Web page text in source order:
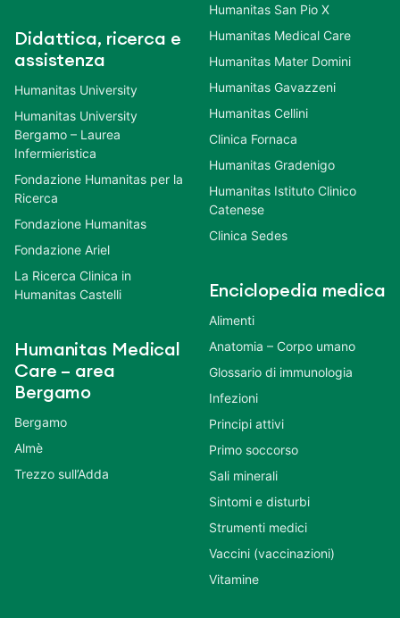
Didattica, ricerca e
assistenza
Humanitas University
Humanitas University
Bergamo – Laurea
Infermieristica
Fondazione Humanitas per la
Ricerca
Fondazione Humanitas
Fondazione Ariel
La Ricerca Clinica in
Humanitas Castelli
Humanitas Medical
Care – area
Bergamo
Bergamo
Almè
Trezzo sull’Adda
Humanitas San Pio X
Humanitas Medical Care
Humanitas Mater Domini
Humanitas Gavazzeni
Humanitas Cellini
Clinica Fornaca
Humanitas Gradenigo
Humanitas Istituto Clinico
Catenese
Clinica Sedes
Enciclopedia medica
Alimenti
Anatomia – Corpo umano
Glossario di immunologia
Infezioni
Principi attivi
Primo soccorso
Sali minerali
Sintomi e disturbi
Strumenti medici
Vaccini (vaccinazioni)
Vitamine